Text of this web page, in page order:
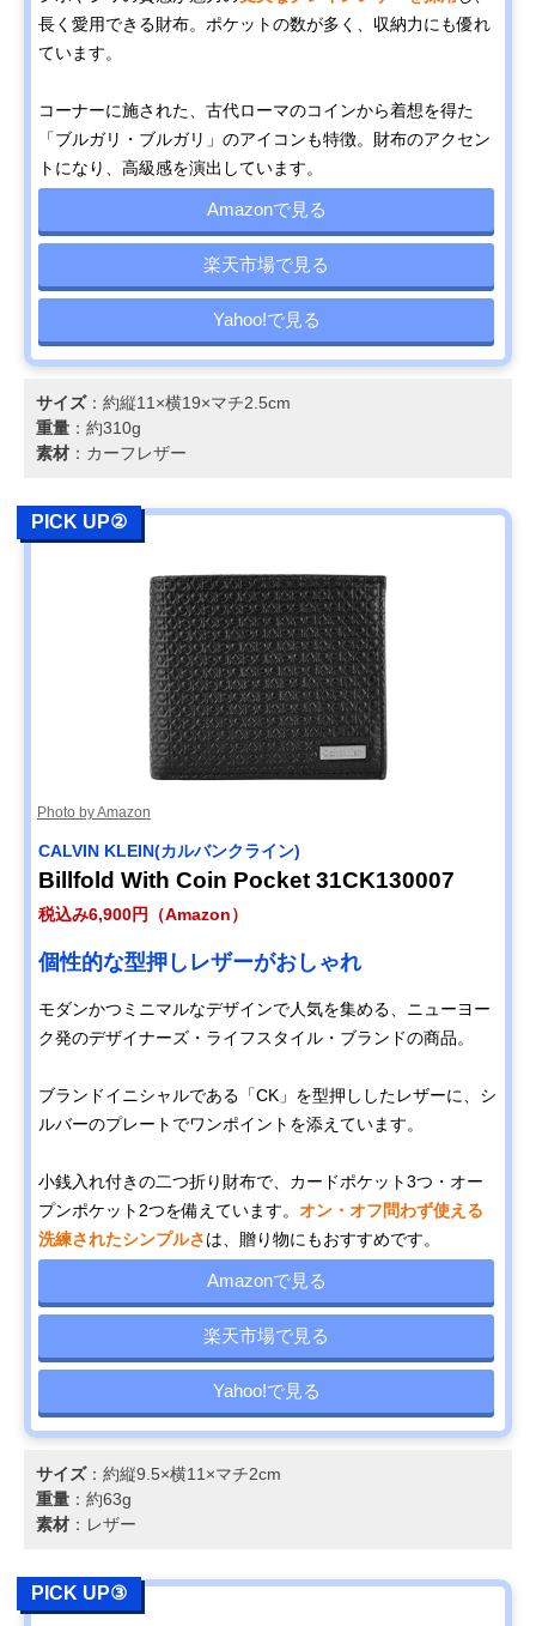
長く愛用できる財布。ポケットの数が多く、収納力にも優れ
ています。
コーナーに施された、古代ローマのコインから着想を得た
「ブルガリ・ブルガリ」のアイコンも特徴。財布のアクセン
トになり、高級感を演出しています。
Amazonで見る
楽天市場で見る
Yahoo!で見る
サイズ：約縦11×横19×マチ2.5cm
重量 ：約310g
素材 ：カーフレザー
PICK UP②
Photo by Amazon
CALVIN KLEIN(カルバンクライン)
Billfold With Coin Pocket 31CK130007
税込み6,900円（Amazon）
個性的な型押しレザーがおしゃれ
モダンかつミニマルなデザインで人気を集める、ニューヨー
ク発のデザイナーズ・ライフスタイル・ブランドの商品。
ブランドイニシャルである「CK」を型押ししたレザーに、シ
ルバーのプレートでワンポイントを添えています。
小銭入れ付きの二つ折り財布で、カードポケット3つ・オー
プンポケット2つを備えています。 オン・オフ問わず使える
洗練されたシンプルさは、贈り物にもおすすめです。
Amazonで見る
楽天市場で見る
Yahoo!で見る
サイズ：約縦9.5×横11×マチ2cm
重量 ：約63g
素材 ：レザー
PICK UP③